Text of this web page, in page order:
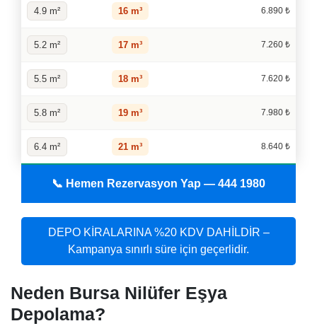
4.9 m² 16 m³ 6.890 ₺
5.2 m² 17 m³ 7.260 ₺
5.5 m² 18 m³ 7.620 ₺
5.8 m² 19 m³ 7.980 ₺
6.4 m² 21 m³ 8.640 ₺
📞 Hemen Rezervasyon Yap — 444 1980
DEPO KİRALARINA %20 KDV DAHİLDİR –
Kampanya sınırlı süre için geçerlidir.
Neden Bursa Nilüfer Eşya
Depolama?